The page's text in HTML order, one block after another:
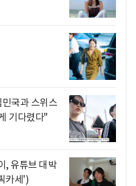
국과 스위스
기다렸다"
, 유튜브 대박
카세')